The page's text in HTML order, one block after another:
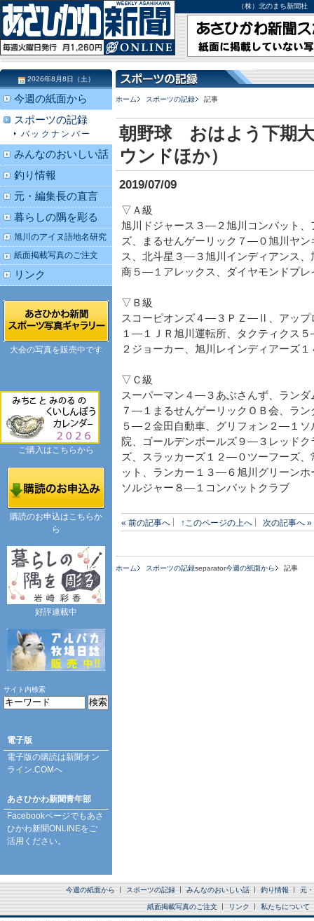
（株）北のまち新聞
ホーム スポーツの記録 記事
朝野球 おはよう下期
ウンドほか）
2019/07/09
▽Ａ級
旭川ドジャース３―２旭川コンバット
ズ、まるせんゲーリック７―０旭川ヤ
ス、北斗星３―３旭川インディアンス
商５―１アレックス、ダイヤモンドプ
▽Ｂ級
スコーピオンズ４―３ＰＺ―Ⅱ、アップ
１―１ＪＲ旭川運転所、タクティクス
２ジョーカー、旭川レインディアーズ
▽Ｃ級
スーパーマン４―３あぶさんず、ラン
７―１まるせんゲーリックＯＢ会、ラ
５―２金田自動車、グリフォン２―１
院、ゴールデンボールズ９―３レッド
ズ、スラッカーズ１２―０ツーフーズ
ット、ランカー１３―６旭川グリーン
ソルジャー８―１コンバットクラブ
« 前の記事へ ↑このページの上へ 次の記事へ »
ホーム スポーツの記録separator今週の紙面から 記事
2026年8月8日（土）
今週の紙面から
スポーツの記録
バックナンバー
みんなのおいしい話
釣り情報
元・編集長の直言
暮らしの隅を彫る
旭川のアイヌ語地名研究
紙面掲載写真のご注文
リンク
大会の写真を販売中です
ご購入はこちらから
購読のお申込はこちらか
ら
好評連載中
サイト内検索
電子版
電子版の購読は新聞オン
ライン.COMへ
あさひかわ新聞青年部
Facebookページでもあさ
ひかわ新聞ONLINEをご
活用ください。
今週の紙面から スポーツの記録 みんなのおいしい話 釣り情報 元
紙面掲載写真のご注文 リンク 私たちについて